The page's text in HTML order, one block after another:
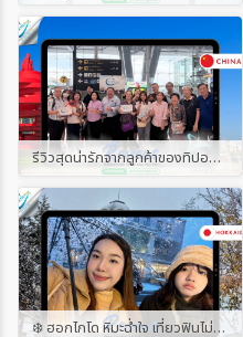
รีวิวสุดน่ารักจากลูกค้าของทิปออนทริปทัวร์ พร้อมแนบคลิป เส้นทางชิงเต่า
❄️ ฮอกไกโด หิมะฉ่ำใจ เที่ยวฟินไม่จกตา ⛄ ขอบคุณผู้โดยสารน่ารักทุกท่านที่ไว้ใจเดินทางกับ Tip on Trip Tour นะคะ บินจริง รีวิวจริง ไม่ปิดคอมเมนต์ ไม่ลบโพสต์ ✈️ ใครเคยไปกับเรา มาแชร์โมเมนต์ความฟินกันได้น้า~ #รีวิวทิปออนทริปทัวร์